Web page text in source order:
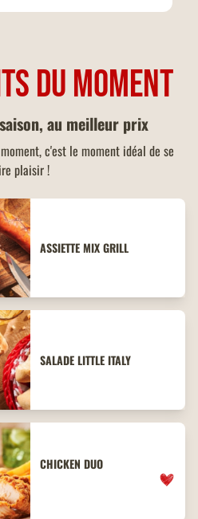
DU MOMENT
au meilleur prix
c'est le moment idéal de se
plaisir !
ASSIETTE MIX GRILL
SALADE LITTLE ITALY
CHICKEN DUO